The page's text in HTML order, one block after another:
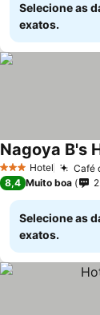
Selecione as
exatos.
3 EstrelasHotel Café
Nagoya B's
8,4 Muito boa
Selecione as
exatos.